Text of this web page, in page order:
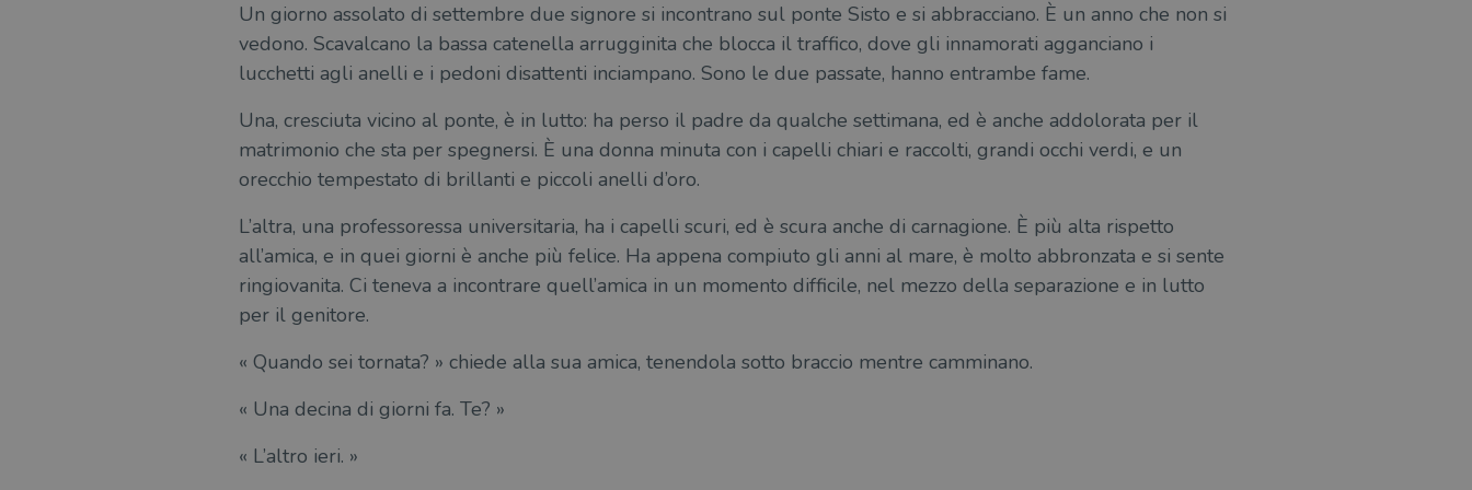
Un giorno assolato di settembre due signore si incontrano sul ponte Sisto e si abbracciano. È un anno che non si
vedono. Scavalcano la bassa catenella arrugginita che blocca il traffico, dove gli innamorati agganciano i
lucchetti agli anelli e i pedoni disattenti inciampano. Sono le due passate, hanno entrambe fame.
Una, cresciuta vicino al ponte, è in lutto: ha perso il padre da qualche settimana, ed è anche addolorata per il
matrimonio che sta per spegnersi. È una donna minuta con i capelli chiari e raccolti, grandi occhi verdi, e un
orecchio tempestato di brillanti e piccoli anelli d’oro.
L’altra, una professoressa universitaria, ha i capelli scuri, ed è scura anche di carnagione. È più alta rispetto
all’amica, e in quei giorni è anche più felice. Ha appena compiuto gli anni al mare, è molto abbronzata e si sente
ringiovanita. Ci teneva a incontrare quell’amica in un momento difficile, nel mezzo della separazione e in lutto
per il genitore.
« Quando sei tornata? » chiede alla sua amica, tenendola sotto braccio mentre camminano.
« Una decina di giorni fa. Te? »
« L’altro ieri. »